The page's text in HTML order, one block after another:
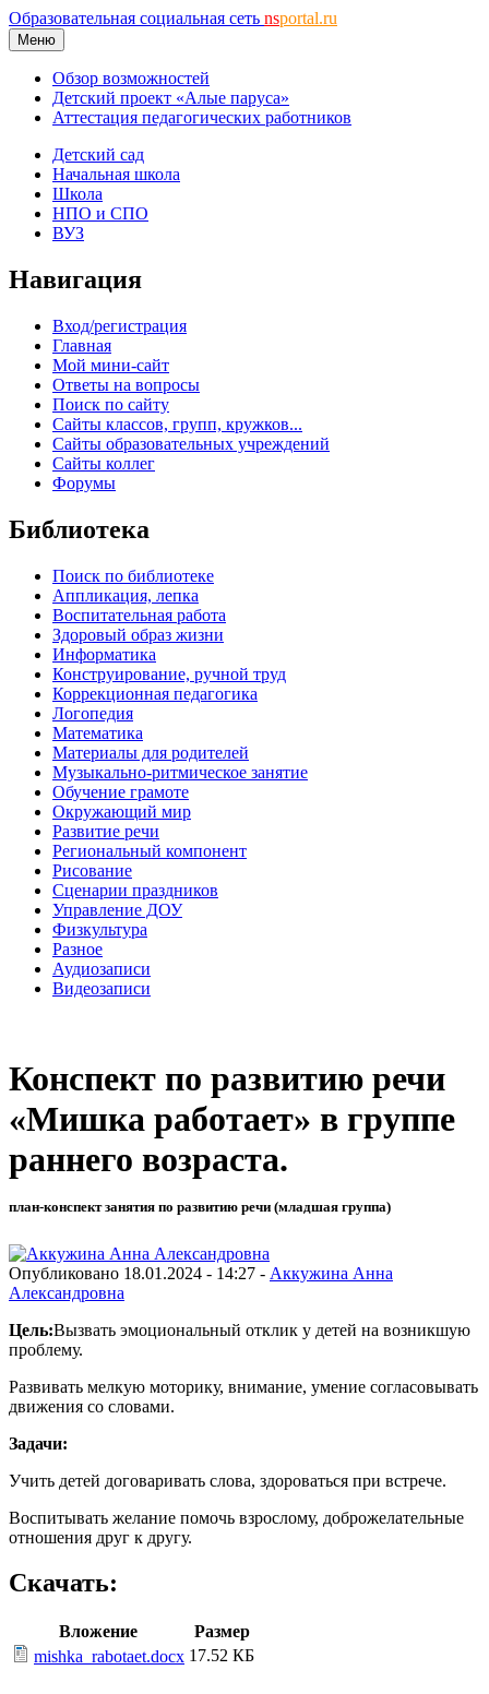
Образовательная социальная сеть nsportal.ru
Меню
Обзор возможностей
Детский проект «Алые паруса»
Аттестация педагогических работников
Детский сад
Начальная школа
Школа
НПО и СПО
ВУЗ
Навигация
Вход/регистрация
Главная
Мой мини-сайт
Ответы на вопросы
Поиск по сайту
Сайты классов, групп, кружков...
Сайты образовательных учреждений
Сайты коллег
Форумы
Библиотека
Поиск по библиотеке
Аппликация, лепка
Воспитательная работа
Здоровый образ жизни
Информатика
Конструирование, ручной труд
Коррекционная педагогика
Логопедия
Математика
Материалы для родителей
Музыкально-ритмическое занятие
Обучение грамоте
Окружающий мир
Развитие речи
Региональный компонент
Рисование
Сценарии праздников
Управление ДОУ
Физкультура
Разное
Аудиозаписи
Видеозаписи
Конспект по развитию речи
«Мишка работает» в группе
раннего возраста.
план-конспект занятия по развитию речи (младшая группа)
Опубликовано 18.01.2024 - 14:27 - Аккужина Анна
Александровна
Цель:Вызвать эмоциональный отклик у детей на возникшую
проблему.
Развивать мелкую моторику, внимание, умение согласовывать
движения со словами.
Задачи:
Учить детей договаривать слова, здороваться при встрече.
Воспитывать желание помочь взрослому, доброжелательные
отношения друг к другу.
Скачать:
Вложение
Размер
mishka_rabotaet.docx 17.52 КБ